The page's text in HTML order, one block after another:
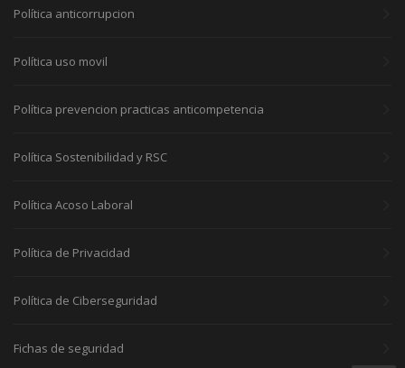
Política anticorrupcion
Política uso movil
Política prevencion practicas anticompetencia
Política Sostenibilidad y RSC
Política Acoso Laboral
Política de Privacidad
Política de Ciberseguridad
Fichas de seguridad